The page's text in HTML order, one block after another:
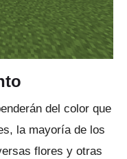
del color que
la mayoría de los
flores y otras